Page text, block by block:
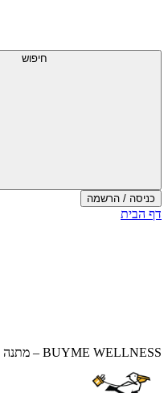
עליון
חיפוש
כניסה / הרשמה
סוף
דף הבית
BUYME WELLNESS – מתנה לגוף ולנפש